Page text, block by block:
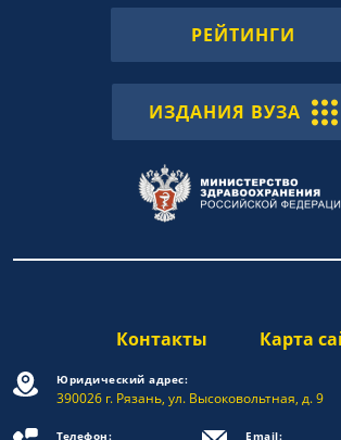
РЕЙТИНГИ
ИЗДАНИЯ ВУЗА
Контакты Карта
Юридический адрес:
390026 г. Рязань, ул. Высоковольтная, д. 9
Телефон: Email: